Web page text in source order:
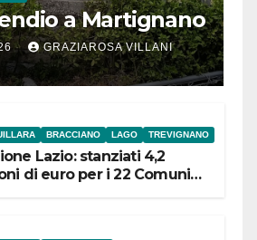
a Martignano
GRAZIAROSA VILLANI
BRACCIANO LAGO TREVIGNANO
Lazio: stanziati 4,2
di euro per i 22 Comuni